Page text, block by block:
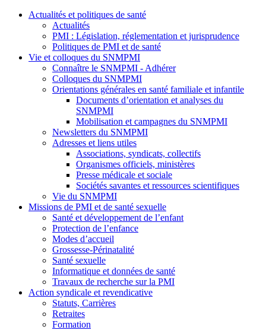
Actualités et politiques de santé
Actualités
PMI : Législation, réglementation et jurisprudence
Politiques de PMI et de santé
Vie et colloques du SNMPMI
Connaître le SNMPMI - Adhérer
Colloques du SNMPMI
Orientations générales en santé familiale et infantile
Documents d’orientation et analyses du
SNMPMI
Mobilisation et campagnes du SNMPMI
Newsletters du SNMPMI
Adresses et liens utiles
Associations, syndicats, collectifs
Organismes officiels, ministères
Presse médicale et sociale
Sociétés savantes et ressources scientifiques
Vie du SNMPMI
Missions de PMI et de santé sexuelle
Santé et développement de l’enfant
Protection de l’enfance
Modes d’accueil
Grossesse-Périnatalité
Santé sexuelle
Informatique et données de santé
Travaux de recherche sur la PMI
Action syndicale et revendicative
Statuts, Carrières
Retraites
Formation